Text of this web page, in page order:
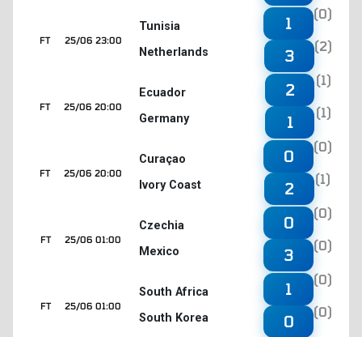
25/06 23:00
FT
Tunisia
Netherlands
1
(0)
3
(2)
25/06 20:00
FT
Ecuador
Germany
2
(1)
1
(1)
25/06 20:00
FT
Curaçao
Ivory Coast
0
(0)
2
(1)
25/06 01:00
FT
Czechia
Mexico
0
(0)
3
(0)
25/06 01:00
FT
South Africa
South Korea
1
(0)
0
(0)